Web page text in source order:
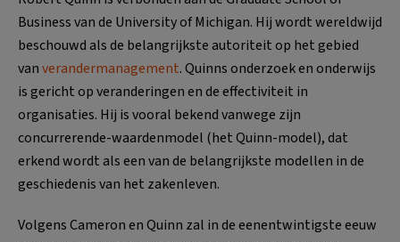
Business van de University of Michigan. Hij wordt wereldwijd
beschouwd als de belangrijkste autoriteit op het gebied
vanverandermanagement. Quinns onderzoek en onderwijs
is gericht op veranderingen en de effectiviteit in
organisaties. Hij is vooral bekend vanwege zijn
concurrerende-waardenmodel (het Quinn-model), dat
erkend wordt als een van de belangrijkste modellen in de
geschiedenis van het zakenleven.
Volgens Cameron en Quinn zal in de eenentwintigste eeuw